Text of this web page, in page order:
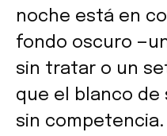
noche está en
fondo oscuro
sin tratar o un
que el blanco
sin competencia.